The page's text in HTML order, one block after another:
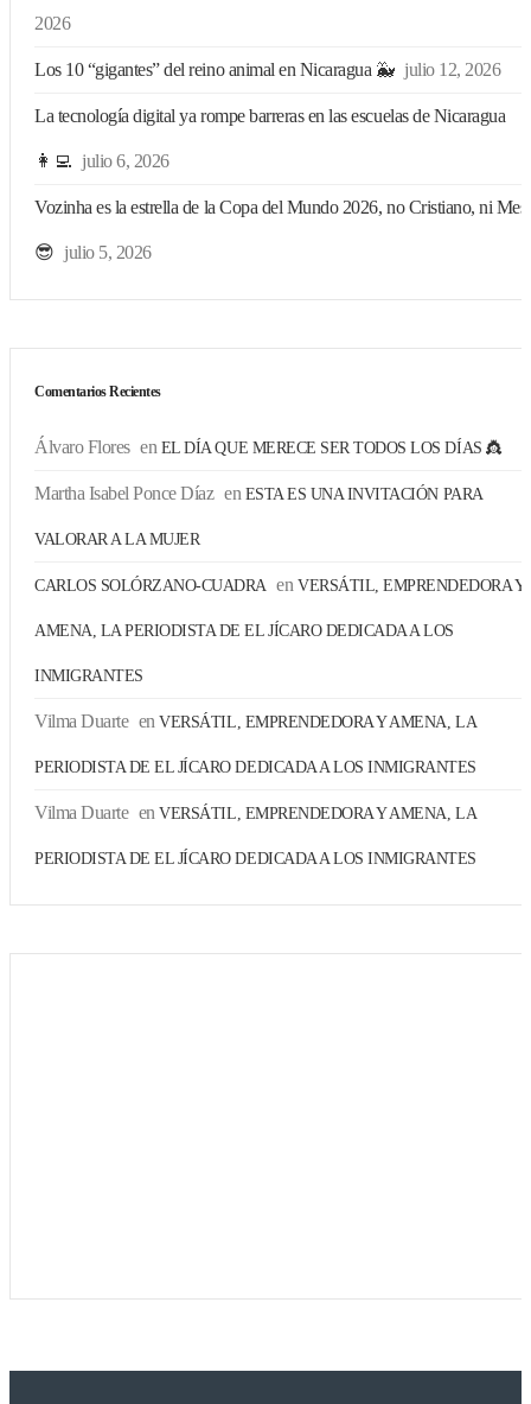
2026
Los 10 “gigantes” del reino animal en Nicaragua 🐳 julio 12, 2026
La tecnología digital ya rompe barreras en las escuelas de Nicaragua
👩‍💻 julio 6, 2026
Vozinha es la estrella de la Copa del Mundo 2026, no Cristiano, ni
😎 julio 5, 2026
Comentarios Recientes
Álvaro Flores en EL DÍA QUE MERECE SER TODOS LOS DÍAS 👸
Martha Isabel Ponce Díaz en ESTA ES UNA INVITACIÓN PARA
VALORAR A LA MUJER
CARLOS SOLÓRZANO-CUADRA enVERSÁTIL, EMPRENDEDORA Y
AMENA, LA PERIODISTA DE EL JÍCARO DEDICADA A LOS
INMIGRANTES
Vilma Duarte enVERSÁTIL, EMPRENDEDORA Y AMENA, LA
PERIODISTA DE EL JÍCARO DEDICADA A LOS INMIGRANTES
Vilma Duarte enVERSÁTIL, EMPRENDEDORA Y AMENA, LA
PERIODISTA DE EL JÍCARO DEDICADA A LOS INMIGRANTES